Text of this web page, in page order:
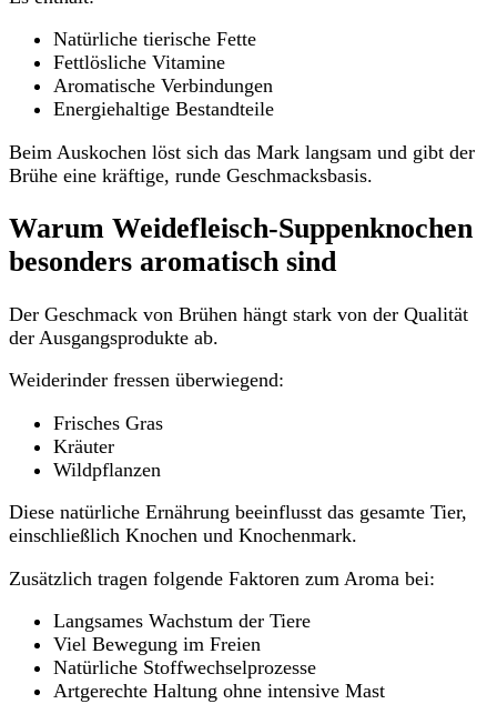
Natürliche tierische Fette
Fettlösliche Vitamine
Aromatische Verbindungen
Energiehaltige Bestandteile
Beim Auskochen löst sich das Mark langsam und gibt der
Brühe eine kräftige, runde Geschmacksbasis.
Warum Weidefleisch-Suppenknochen
besonders aromatisch sind
Der Geschmack von Brühen hängt stark von der Qualität
der Ausgangsprodukte ab.
Weiderinder fressen überwiegend:
Frisches Gras
Kräuter
Wildpflanzen
Diese natürliche Ernährung beeinflusst das gesamte Tier,
einschließlich Knochen und Knochenmark.
Zusätzlich tragen folgende Faktoren zum Aroma bei:
Langsames Wachstum der Tiere
Viel Bewegung im Freien
Natürliche Stoffwechselprozesse
Artgerechte Haltung ohne intensive Mast